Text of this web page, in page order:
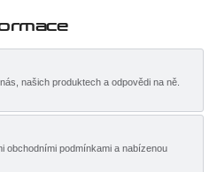
našich produktech a odpovědi na ně.
obchodními podmínkami a nabízenou